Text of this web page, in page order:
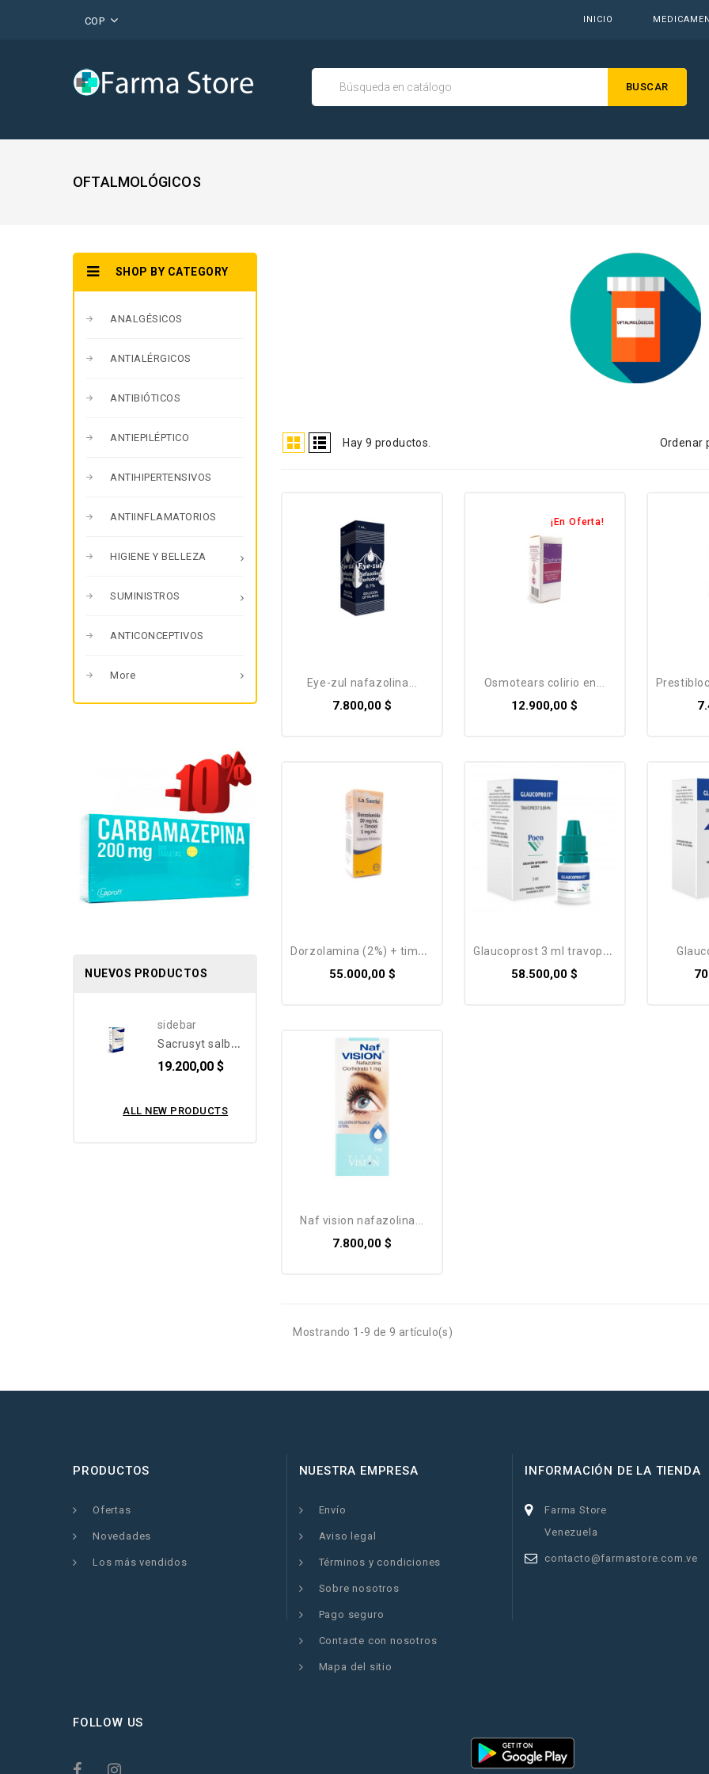
COP INICIO
BUSCAR
OFTALMOLÓGICOS
SHOP BY CATEGORY
ANALGÉSICOS
ANTIALÉRGICOS
ANTIBIÓTICOS
ANTIEPILÉPTICO
ANTIHIPERTENSIVOS
ANTIINFLAMATORIOS
HIGIENE Y BELLEZA
SUMINISTROS
ANTICONCEPTIVOS
More
NUEVOS PRODUCTOS
sidebar
sacrusyt salbutamol bnc medical aerosol - inhalador 100 mcg albuterol
19.200,00 $
ALL NEW PRODUCTS
Hay 9 productos. Ordenar
eye-zul nafazolina...
7.800,00 $
¡En Oferta!
osmotears colirio en...
12.900,00 $
dorzolamina (2%) + timolol...
55.000,00 $
glaucoprost 3 ml travoprost...
58.500,00 $
naf vision nafazolina...
7.800,00 $
Mostrando 1-9 de 9 artículo(s)
PRODUCTOS
Ofertas
Novedades
Los más vendidos
NUESTRA EMPRESA
Envío
Aviso legal
Términos y condiciones
Sobre nosotros
Pago seguro
Contacte con nosotros
Mapa del sitio
INFORMACIÓN DE LA TIENDA
Farma Store
Venezuela
contacto@farmastore.com.ve
FOLLOW US